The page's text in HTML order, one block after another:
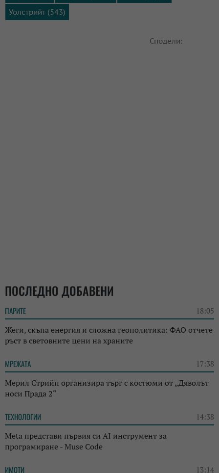
Уолстрийт (543)
Сподели:
ПОСЛЕДНО ДОБАВЕНИ
ПАРИТЕ 18:05
Жеги, скъпа енергия и сложна геополитика: ФАО отчете
ръст в световните цени на храните
МРЕЖАТА 17:38
Мерил Стрийп организира търг с костюми от „Дяволът
носи Прада 2“
ТЕХНОЛОГИИ 14:38
Meta представи първия си AI инструмент за
програмиране - Muse Code
ИМОТИ 13:14